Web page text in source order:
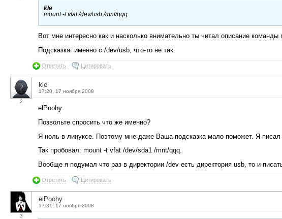
kle
mount -t vfat /dev/usb /mnt/qqq
Вот мне интересно как и насколько внимательно ты читал описание
Подсказка: именно с /dev/usb, что-то не так.
Ответить Цитировать
2
kle
17:20, 17 ноября 2008
elPoohy
Позвольте спросить что же именно?
Я ноль в линуксе. Поэтому мне даже Ваша подсказка мало поможет. Я писал
Так пробовал: mount -t vfat /dev/sda1 /mnt/qqq.
Вообще я подумал что раз в директории /dev есть директория usb, то и
Ответить Цитировать
3
elPoohy
17:31, 17 ноября 2008